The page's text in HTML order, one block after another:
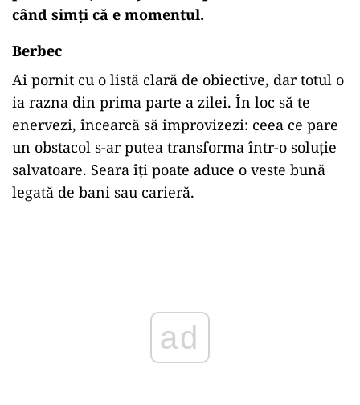
când simți că e momentul.
Berbec
Ai pornit cu o listă clară de obiective, dartotul o
ia razna din prima parte a zilei. În loc să te
enervezi, încearcă să improvizezi: ceea ce pare
un obstacol s-arputea transforma într-o soluție
salvatoare. Seara îți poate aduce o veste bună
legată de bani sau carieră.